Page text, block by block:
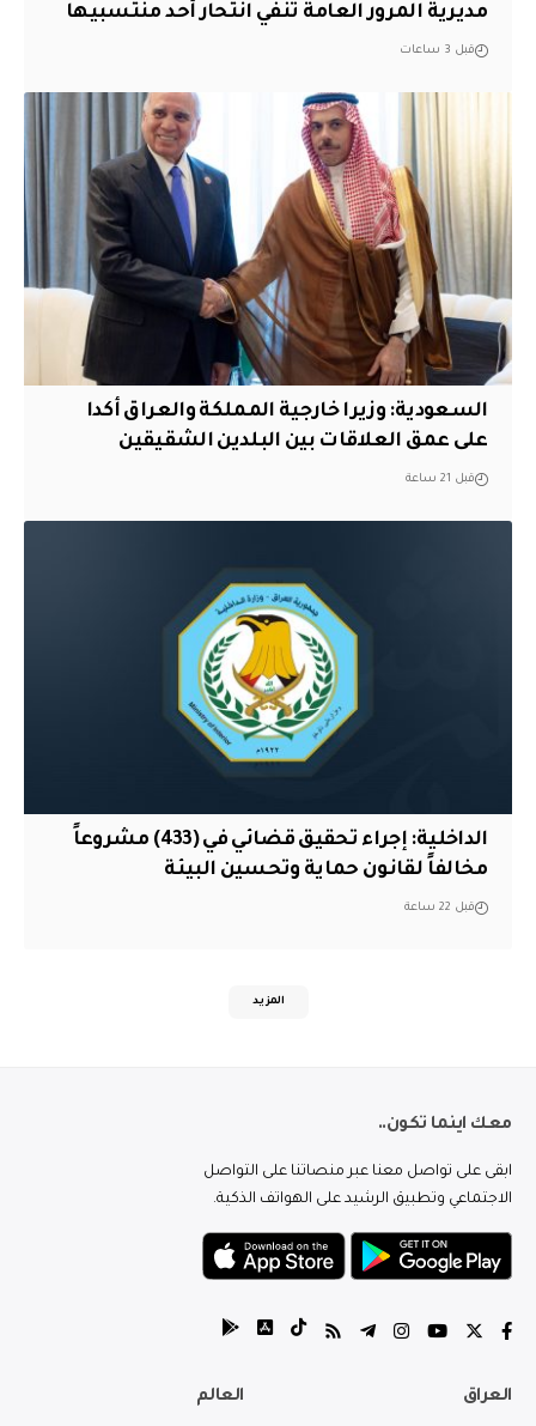
مديرية المرور العامة تنفي انتحار أحد منتسبيها
قبل 3 ساعات
السعودية: وزيرا خارجية المملكة والعراق أكدا
على عمق العلاقات بين البلدين الشقيقين
قبل 21 ساعة
الداخلية: إجراء تحقيق قضائي في (433) مشروعاً
مخالفاً لقانون حماية وتحسين البيئة
قبل 22 ساعة
المزيد
معك اينما تكون..
ابقى على تواصل معنا عبر منصاتنا على التواصل
الاجتماعي وتطبيق الرشيد على الهواتف الذكية.
العراق العالم